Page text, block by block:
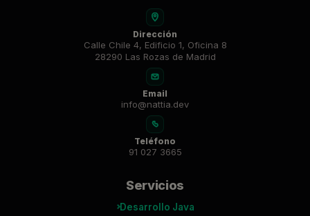
Dirección
Calle Chile 4, Edificio 1, Oficina 8
28290 Las Rozas de Madrid
Email
info@nattia.dev
Teléfono
91 027 3665
Servicios
Desarrollo Java